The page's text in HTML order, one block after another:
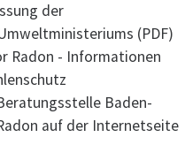
der
(PDF)
Radon - Informationen
Baden-
auf der Internetseite